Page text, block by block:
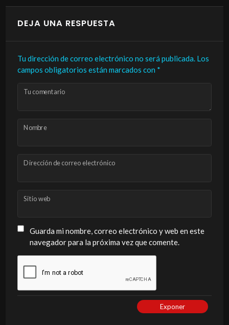
DEJA UNA RESPUESTA
Tu dirección de correo electrónico no será publicada. Los
campos obligatorios están marcados con *
Tu comentario
Nombre
Dirección de correo electrónico
Sitio web
Guarda mi nombre, correo electrónico y web en este
navegador para la próxima vez que comente.
Exponer